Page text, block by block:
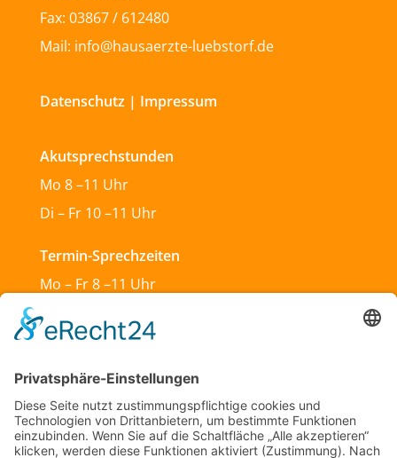
Fax: 03867 / 612480
Mail: info@hausaerzte-luebstorf.de
Datenschutz | Impressum
Akutsprechstunden
Mo 8 –11 Uhr
Di – Fr 10 –11 Uhr
Termin-Sprechzeiten
Mo – Fr 8 –11 Uhr
Mo & Do 13 –18 Uhr
Di 17:30 – 19:30 Uhr
Sa und So geschlossen